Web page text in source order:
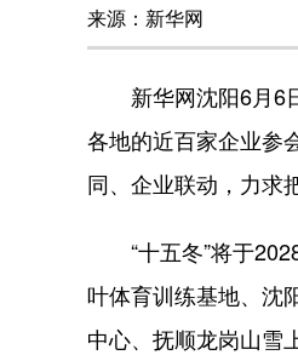
来源：新华网
新华网沈阳6月6日
各地的近百家企业参
同、企业联动，力求
“十五冬”将于2028
叶体育训练基地、沈
中心、抚顺龙岗山雪